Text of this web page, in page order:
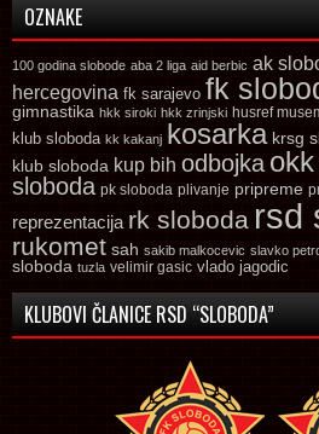
OZNAKE
100 godina slobode aba 2 liga aid berbic ak
hercegovina fk sarajevo fk
gimnastika hkk siroki hkk zrinjski husref
klub sloboda kk kakanj kosarka krsg
klub sloboda kup bih odbojka
sloboda pk sloboda plivanje pripreme
reprezentacija rk sloboda rsd
rukomet sah sakib malkocevic slavko
sloboda tuzla velimir gasic vlado jagodic
KLUBOVI ČLANICE RSD “SLOBODA”